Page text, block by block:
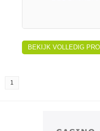
BEKIJK VOLLEDIG
1